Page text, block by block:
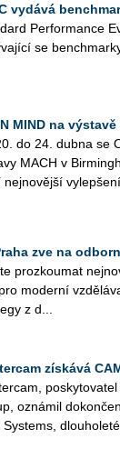
vydává
Per­for­man­ce
se
MIND na
do 24. dubna se
MACH v
nej­no­věj­ší
zve na
pro­zkou­mat
mo­der­ní
z d...
získává
ozná­mil
Sys­tems,